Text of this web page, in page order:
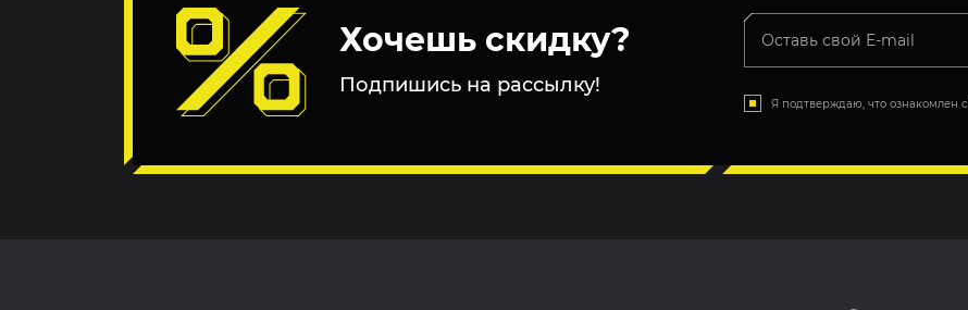
Хочешь скидку?
Подпишись на рассылку!
Я подтверждаю, что ознакомлен с